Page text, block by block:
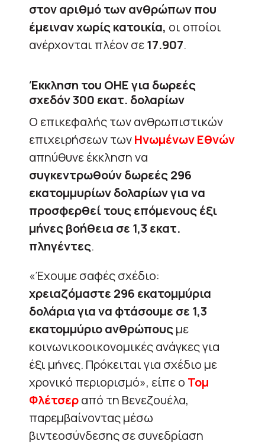
στον αριθμό των ανθρώπων που
έμειναν χωρίς κατοικία, οι οποίοι
ανέρχονται πλέον σε17.907.
Έκκληση του ΟΗΕ για δωρεές
σχεδόν 300 εκατ. δολαρίων
Ο επικεφαλής των ανθρωπιστικών
επιχειρήσεων τωνΗνωμένων Εθνών
απηύθυνε έκκληση να
συγκεντρωθούν δωρεές 296
εκατομμυρίων δολαρίων για να
προσφερθεί τους επόμενους έξι
μήνες βοήθεια σε 1,3 εκατ.
πληγέντες.
«Έχουμε σαφές σχέδιο:
χρειαζόμαστε 296 εκατομμύρια
δολάρια για να φτάσουμε σε 1,3
εκατομμύριο ανθρώπουςμε
κοινωνικοοικονομικές ανάγκες για
έξι μήνες. Πρόκειται για σχέδιο με
χρονικό περιορισμό», είπε ο Τομ
Φλέτσεραπό τη Βενεζουέλα,
παρεμβαίνοντας μέσω
βιντεοσύνδεσης σε συνεδρίαση